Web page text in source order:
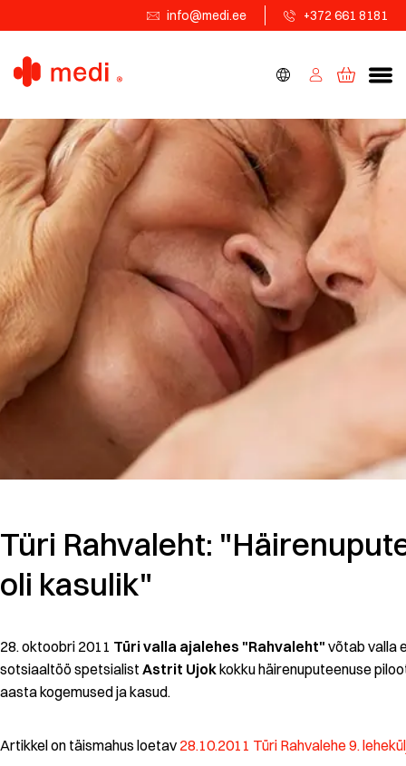
info@medi.ee +372 661 8181
Türi Rahvaleht:
oli kasulik"
28. oktoobri 2011 Türi valla ajalehes "Rahvaleht" võtab valla
sotsiaaltöö spetsialist Astrit Ujokkokku häirenuputeenuse
aasta kogemused ja kasud.
Artikkel on täismahus loetav 28.10.2011 Türi Rahvalehe 9.